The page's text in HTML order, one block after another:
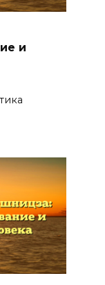
и